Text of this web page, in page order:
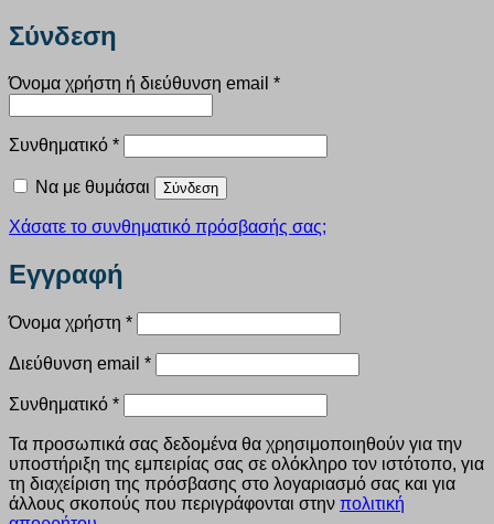
Σύνδεση
Όνομα χρήστη ή διεύθυνση email *Απαιτείται
Συνθηματικό *Απαιτείται
Να με θυμάσαι Σύνδεση
Χάσατε το συνθηματικό πρόσβασής σας;
Εγγραφή
Όνομα χρήστη *Απαιτείται
Διεύθυνση email *Απαιτείται
Συνθηματικό *Απαιτείται
Τα προσωπικά σας δεδομένα θα χρησιμοποιηθούν για την
υποστήριξη της εμπειρίας σας σε ολόκληρο τον ιστότοπο, για
τη διαχείριση της πρόσβασης στο λογαριασμό σας και για
άλλους σκοπούς που περιγράφονται στην πολιτική